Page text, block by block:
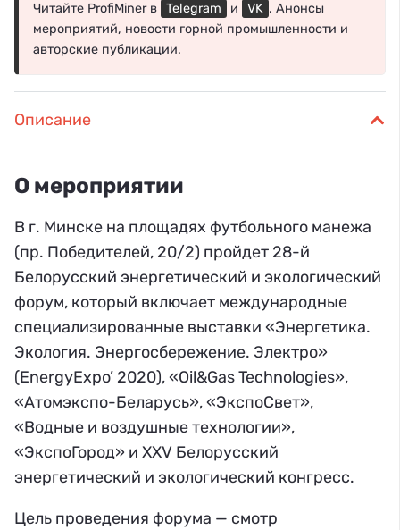
Читайте ProfiMiner в Telegram и VK . Анонсы
мероприятий, новости горной промышленности и
авторские публикации.
Описание
О мероприятии
В г. Минске на площадях футбольного манежа
(пр. Победителей, 20/2) пройдет 28-й
Белорусский энергетический и экологический
форум, который включает международные
специализированные выставки «Энергетика.
Экология. Энергосбережение. Электро»
(EnergyExpo’ 2020), «Oil&Gas Technologies»,
«Атомэкспо-Беларусь», «ЭкспоСвет»,
«Водные и воздушные технологии»,
«ЭкспоГород» и XXV Белорусский
энергетический и экологический конгресс.
Цель проведения форума — смотр